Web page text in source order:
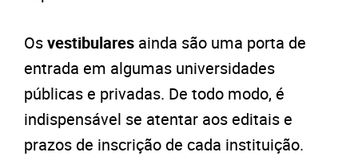
Osvestibulares ainda são uma porta de
entrada em algumas universidades
públicas e privadas. De todo modo, é
indispensável se atentar aos editais e
prazos de inscrição de cada instituição.